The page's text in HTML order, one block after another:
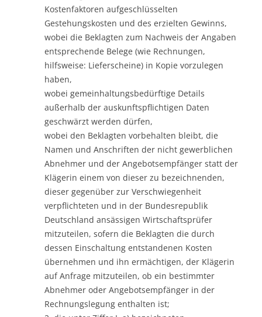
Kostenfaktoren aufgeschlüsselten
Gestehungskosten und des erzielten Gewinns,
wobei die Beklagten zum Nachweis der Angaben
entsprechende Belege (wie Rechnungen,
hilfsweise: Lieferscheine) in Kopie vorzulegen
haben,
wobei gemeinhaltungsbedürftige Details
außerhalb der auskunftspflichtigen Daten
geschwärzt werden dürfen,
wobei den Beklagten vorbehalten bleibt, die
Namen und Anschriften der nicht gewerblichen
Abnehmer und der Angebotsempfänger statt der
Klägerin einem von dieser zu bezeichnenden,
dieser gegenüber zur Verschwiegenheit
verpflichteten und in der Bundesrepublik
Deutschland ansässigen Wirtschaftsprüfer
mitzuteilen, sofern die Beklagten die durch
dessen Einschaltung entstandenen Kosten
übernehmen und ihn ermächtigen, der Klägerin
auf Anfrage mitzuteilen, ob ein bestimmter
Abnehmer oder Angebotsempfänger in der
Rechnungslegung enthalten ist;